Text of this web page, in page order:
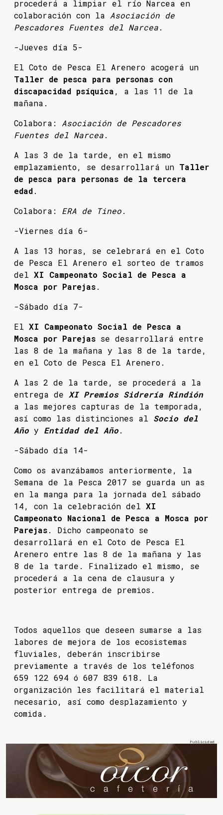
procederá a limpiar el río Narcea en
colaboración con la Asociación de
Pescadores Fuentes del Narcea.
-Jueves día 5-
El Coto de Pesca El Arenero acogerá un
Taller de pesca para personas con
discapacidad psíquica, a las 11 de la
mañana.
Colabora: Asociación de Pescadores
Fuentes del Narcea.
A las 3 de la tarde, en el mismo
emplazamiento, se desarrollará un Taller
de pesca para personas de la tercera
edad.
Colabora: ERA de Tineo.
-Viernes día 6-
A las 13 horas, se celebrará en el Coto
de Pesca El Arenero el sorteo de tramos
del XI Campeonato Social de Pesca a
Mosca por Parejas.
-Sábado día 7-
El XI Campeonato Social de Pesca a
Mosca por Parejas se desarrollará entre
las 8 de la mañana y las 8 de la tarde,
en el Coto de Pesca El Arenero.
A las 2 de la tarde, se procederá a la
entrega de XI Premios Sidrería Rindión
a las mejores capturas de la temporada,
así como las distinciones al Socio del
Año y Entidad del Año.
-Sábado día 14-
Como os avanzábamos anteriormente, la
Semana de la Pesca 2017 se guarda un as
en la manga para la jornada del sábado
14, con la celebración del XI
Campeonato Nacional de Pesca a Mosca por
Parejas. Dicho campeonato se
desarrollará en el Coto de Pesca El
Arenero entre las 8 de la mañana y las
8 de la tarde. Finalizado el mismo, se
procederá a la cena de clausura y
posterior entrega de premios.
Todos aquellos que deseen sumarse a las
labores de mejora de los ecosistemas
fluviales, deberán inscribirse
previamente a través de los teléfonos
659 122 694 ó 607 839 618. La
organización les facilitará el material
necesario, así como desplazamiento y
comida.